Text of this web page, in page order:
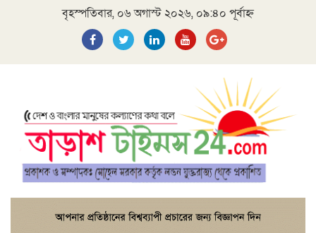
বৃহস্পতিবার, ০৬ অগাস্ট ২০২৬, ০৯:৪০ পূর্বাহ্ন